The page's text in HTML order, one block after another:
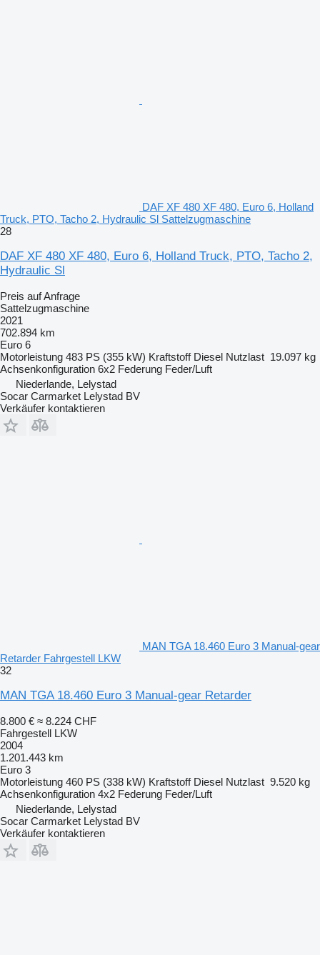
DAF XF 480 XF 480, Euro 6, Holland
Truck, PTO, Tacho 2, Hydraulic Sl Sattelzugmaschine
28
DAF XF 480 XF 480, Euro 6, Holland Truck, PTO, Tacho 2,
Hydraulic Sl
Preis auf Anfrage
Sattelzugmaschine
2021
702.894 km
Euro 6
Motorleistung 483 PS (355 kW) Kraftstoff Diesel Nutzlast 19.097 kg
Achsenkonfiguration 6x2 Federung Feder/Luft
Niederlande, Lelystad
Socar Carmarket Lelystad BV
Verkäufer kontaktieren
MAN TGA 18.460 Euro 3 Manual-gear
Retarder Fahrgestell LKW
32
MAN TGA 18.460 Euro 3 Manual-gear Retarder
8.800 € ≈ 8.224 CHF
Fahrgestell LKW
2004
1.201.443 km
Euro 3
Motorleistung 460 PS (338 kW) Kraftstoff Diesel Nutzlast 9.520 kg
Achsenkonfiguration 4x2 Federung Feder/Luft
Niederlande, Lelystad
Socar Carmarket Lelystad BV
Verkäufer kontaktieren